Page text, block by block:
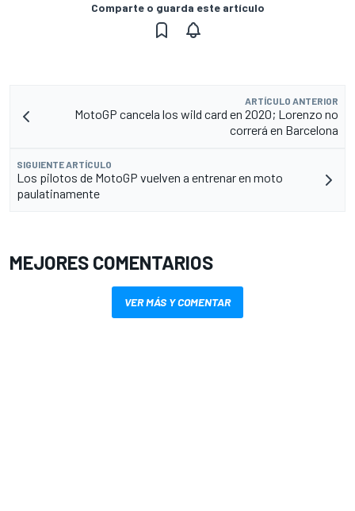
Comparte o guarda este artículo
ARTÍCULO ANTERIOR
MotoGP cancela los wild card en 2020; Lorenzo no
correrá en Barcelona
SIGUIENTE ARTÍCULO
Los pilotos de MotoGP vuelven a entrenar en moto
paulatinamente
MEJORES COMENTARIOS
VER MÁS Y COMENTAR